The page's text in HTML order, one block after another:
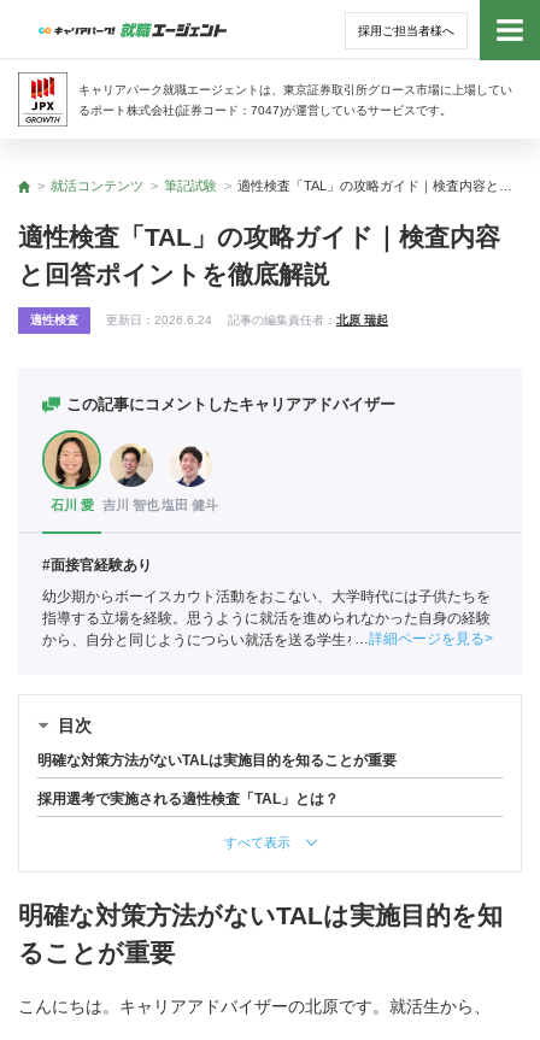
採用ご担当者様へ
キャリアパーク就職エージェントは、東京証券取引所グロース市場に上場してい
るポート株式会社(証券コード：7047)が運営しているサービスです。
トッ
トップ
就活コンテンツ 筆記試験
適性検査「TAL」の攻略ガイド｜検査内容
と回答ポイントを徹底解説
適性検査 更新日： 2026.6.24 記事の編集責任者： 北原 瑞起
この記事にコメントしたキャリアアドバイザー
石川 愛 吉川 智也塩田 健斗
#面接官経験あり
幼少期からボーイスカウト活動をおこない、大学時代には子供たちを
指導する立場を経験。思うように就活を進められなかった自身の経験
から、自分と同じようにつらい就活を送る学生を1人でも少なくした
詳細ページを見る
目次
明確な対策方法がないTALは実施目的を知ることが重要
採用選考で実施される適性検査「TAL」とは？
すべて表示
明確な対策方法がないTALは実施目的を知
ることが重要
こんにちは。キャリアアドバイザーの北原です。就活生から、